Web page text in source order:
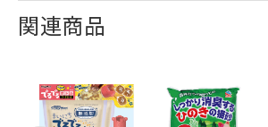
関連商品